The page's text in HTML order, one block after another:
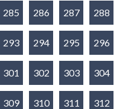
285 286 287 288
293 294 295 296
301 302 303 304
309 310 311 312